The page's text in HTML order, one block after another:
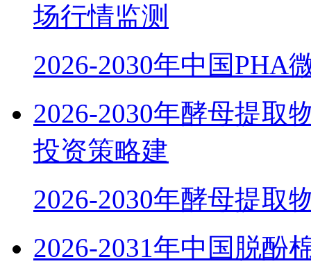
场行情监测
2026-2030年中国PHA
2026-2030年酵母提取
投资策略建
2026-2030年酵母提取
2026-2031年中国脱酚